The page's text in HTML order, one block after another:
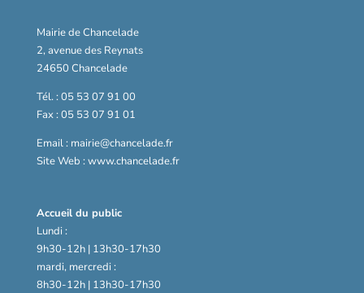
Mairie de Chancelade
2, avenue des Reynats
24650 Chancelade
Tél. : 05 53 07 91 00
Fax : 05 53 07 91 01
Email : mairie@chancelade.fr
Site Web : www.chancelade.fr
Accueil du public
Lundi :
9h30-12h | 13h30-17h30
mardi, mercredi :
8h30-12h | 13h30-17h30